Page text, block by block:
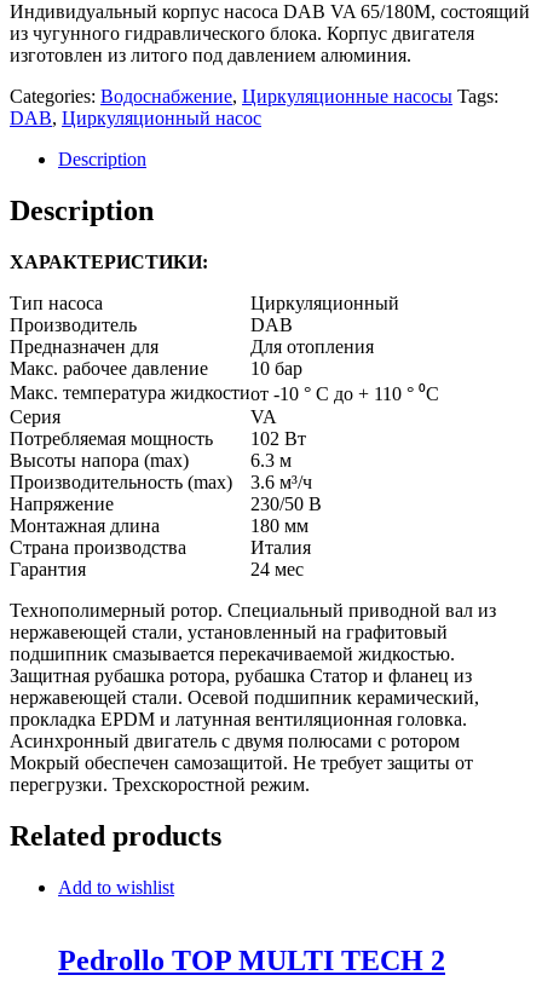
Индивидуальный корпус насоса DAB VA 65/180M, состоящий
из чугунного гидравлического блока. Корпус двигателя
изготовлен из литого под давлением алюминия.
Categories: Водоснабжение, Циркуляционные насосы Tags:
DAB, Циркуляционный насос
Description
Description
ХАРАКТЕРИСТИКИ:
Тип насоса
Циркуляционный
Производитель
DAB
Предназначен для
Для отопления
Макс. рабочее давление
10 бар
Макс. температура жидкостиот -10 ° C до + 110 ° ⁰С
Серия
VA
Потребляемая мощность
102 Вт
Высоты напора (max)
6.3 м
Производительность (max)
3.6 м³/ч
Напряжение
230/50 В
Монтажная длина
180 мм
Страна производства
Италия
Гарантия
24 мес
Технополимерный ротор. Специальный приводной вал из
нержавеющей стали, установленный на графитовый
подшипник смазывается перекачиваемой жидкостью.
Защитная рубашка ротора, рубашка Статор и фланец из
нержавеющей стали. Осевой подшипник керамический,
прокладка EPDM и латунная вентиляционная головка.
Асинхронный двигатель с двумя полюсами с ротором
Мокрый обеспечен самозащитой. Не требует защиты от
перегрузки. Трехскоростной режим.
Related products
Add to wishlist
Pedrollo TOP MULTI TECH 2